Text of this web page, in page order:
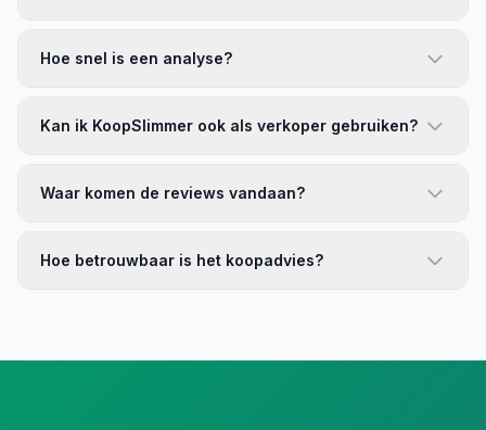
Hoe snel is een analyse?
Kan ik KoopSlimmer ook als verkoper gebruiken?
Waar komen de reviews vandaan?
Hoe betrouwbaar is het koopadvies?